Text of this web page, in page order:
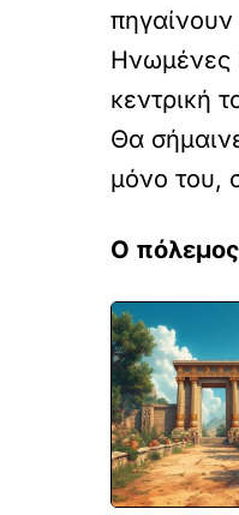
πηγαίνουν
Ηνωμένες
κεντρική
Θα
μόνο του,
Ο